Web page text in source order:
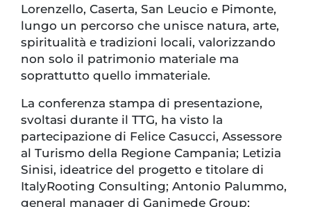
Lorenzello, Caserta, San Leucio e Pimonte,
lungo un percorso che unisce natura, arte,
spiritualità e tradizioni locali, valorizzando
non solo il patrimonio materiale ma
soprattutto quello immateriale.
La conferenza stampa di presentazione,
svoltasi durante il TTG, ha visto la
partecipazione di Felice Casucci, Assessore
al Turismo della Regione Campania; Letizia
Sinisi, ideatrice del progetto e titolare di
ItalyRooting Consulting; Antonio Palummo,
general manager di Ganimede Group;